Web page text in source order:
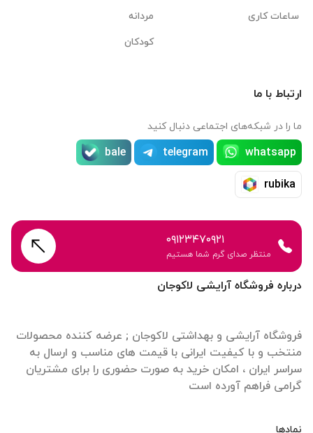
درباره فروشگاه آرایشی لاکوجان
فروشگاه آرایشی و بهداشتی لاکوجان ; عرضه کننده محصولات
منتخب و با کیفیت ایرانی با قیمت های مناسب و ارسال به
سراسر ایران ، امکان خرید به صورت حضوری را برای مشتریان
گرامی فراهم آورده است
نمادها
ساعات کاری
مردانه
کودکان
ارتباط با ما
ما را در شبکه‌های اجتماعی دنبال کنید
whatsapp
telegram
bale
rubika
۰۹۱۲۳۴۷۰۹۲۱
منتظر صدای گرم شما هستیم